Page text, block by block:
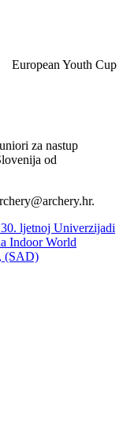
European Youth Cup
za nastup
od
ljetnoj Univerzijadi
Indoor World
(SAD)